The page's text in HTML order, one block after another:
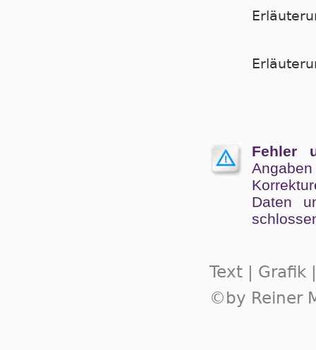
Fehler
Angaben
Da­ten
Text | Grafik
©by Reiner